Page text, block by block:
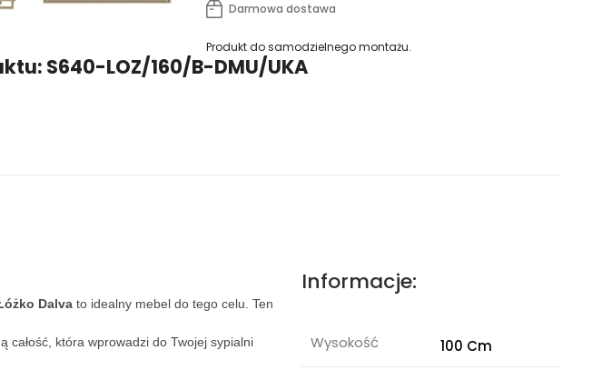
Darmowa dostawa
Produkt do samodzielnego montażu.
S640-LOZ/160/B-DMU/UKA
Dalva to idealny mebel do tego celu. Ten
całość, która wprowadzi do Twojej sypialni
Informacje:
Wysokość
100 Cm